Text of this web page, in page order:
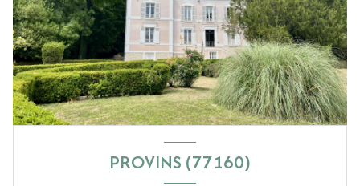
PROVINS (77160)